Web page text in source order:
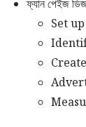
ফ্যান পেইজ
Set